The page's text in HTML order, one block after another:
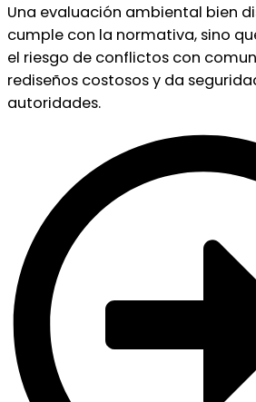
Una evaluación ambiental bien
cumple con la normativa, sino
el riesgo de conflictos con
rediseños costosos y da
autoridades.